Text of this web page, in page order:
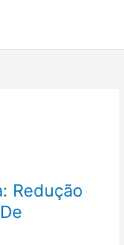
Redução